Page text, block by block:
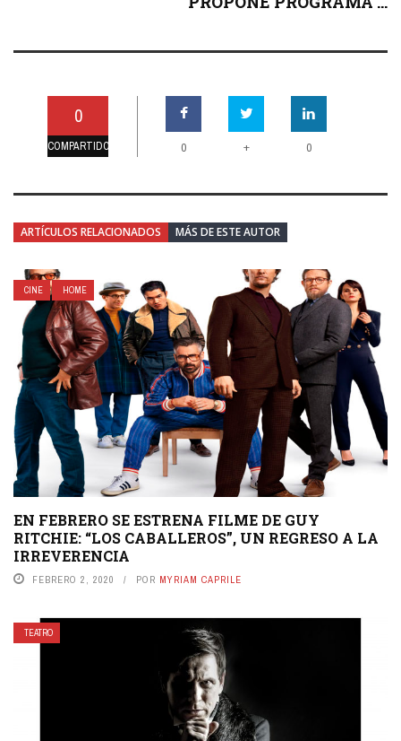
0
COMPARTIDO 0 + 0
ARTÍCULOS RELACIONADOS MÁS DE ESTE AUTOR
CINE HOME
EN FEBRERO SE ESTRENA FILME DE GUY
RITCHIE: “LOS CABALLEROS”, UN REGRESO A LA
IRREVERENCIA
FEBRERO 2, 2020 POR MYRIAM CAPRILE
TEATRO